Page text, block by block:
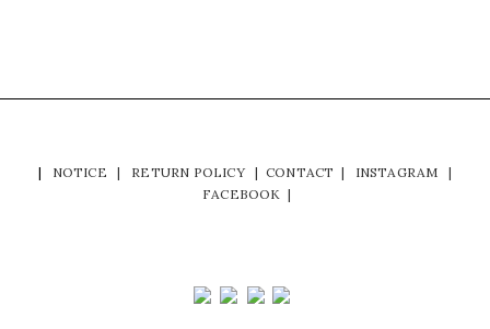
| NOTICE | RETURN POLICY | CONTACT | INSTAGRAM
|
FACEBOOK |